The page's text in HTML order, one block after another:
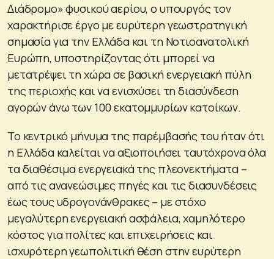
Διάδρομο» φυσικού αερίου, ο υπουργός τον
χαρακτήρισε έργο με ευρύτερη γεωστρατηγική
σημασία για την Ελλάδα και τη Νοτιοανατολική
Ευρώπη, υποστηρίζοντας ότι μπορεί να
μετατρέψει τη χώρα σε βασική ενεργειακή πύλη
της περιοχής και να ενισχύσει τη διασύνδεση
αγορών άνω των 100 εκατομμυρίων κατοίκων.
Το κεντρικό μήνυμα της παρέμβασής του ήταν ότι
η Ελλάδα καλείται να αξιοποιήσει ταυτόχρονα όλα
τα διαθέσιμα ενεργειακά της πλεονεκτήματα –
από τις ανανεώσιμες πηγές και τις διασυνδέσεις
έως τους υδρογονάνθρακες – με στόχο
μεγαλύτερη ενεργειακή ασφάλεια, χαμηλότερο
κόστος για πολίτες και επιχειρήσεις και
ισχυρότερη γεωπολιτική θέση στην ευρύτερη